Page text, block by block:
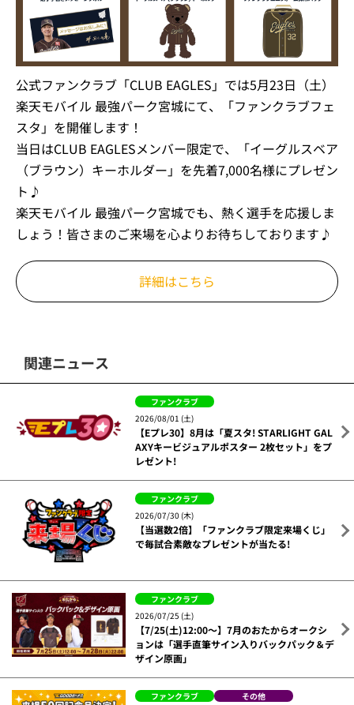
公式ファンクラブ「CLUB EAGLES」では5月23日（土）
楽天モバイル 最強パーク宮城にて、「ファンクラブフェ
スタ」を開催します！
当日はCLUB EAGLESメンバー限定で、「イーグルスベア
（ブラウン）キーホルダー」を先着7,000名様にプレゼン
ト♪
楽天モバイル 最強パーク宮城でも、熱く選手を応援しま
しょう！皆さまのご来場を心よりお待ちしております♪
詳細はこちら
関連ニュース
ファンクラブ
2026/08/01 (土)
【Eプレ30】8月は「夏スタ! STARLIGHT GAL
AXYキービジュアルポスター 2枚セット」をプ
レゼント!
ファンクラブ
2026/07/30 (木)
【当選数2倍】「ファンクラブ限定来場くじ」
で毎試合素敵なプレゼントが当たる!
ファンクラブ
2026/07/25 (土)
【7/25(土)12:00～】7月のおたからオークシ
ョンは「選手直筆サイン入りバックパック＆デ
ザイン原画」
ファンクラブ
その他